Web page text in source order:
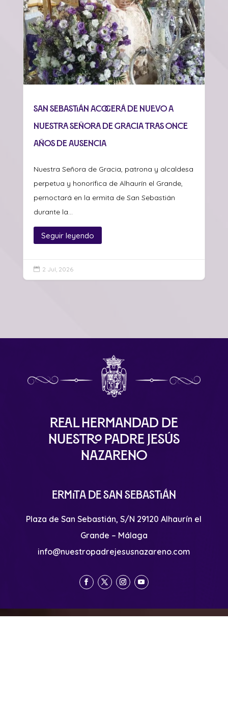
San Sebastián acogerá de nuevo a
Nuestra Señora de Gracia tras once
años de ausencia
Nuestra Señora de Gracia, patrona y alcaldesa
perpetua y honorífica de Alhaurín el Grande,
pernoctará en la ermita de San Sebastián
durante la...
Seguir leyendo
 2 Jul, 2026
Real Hermandad de
Nuestro Padre Jesús
Nazareno
Ermita de San Sebastián
Plaza de San Sebastián, S/N 29120 Alhaurín el
Grande – Málaga
info@nuestropadrejesusnazareno.com